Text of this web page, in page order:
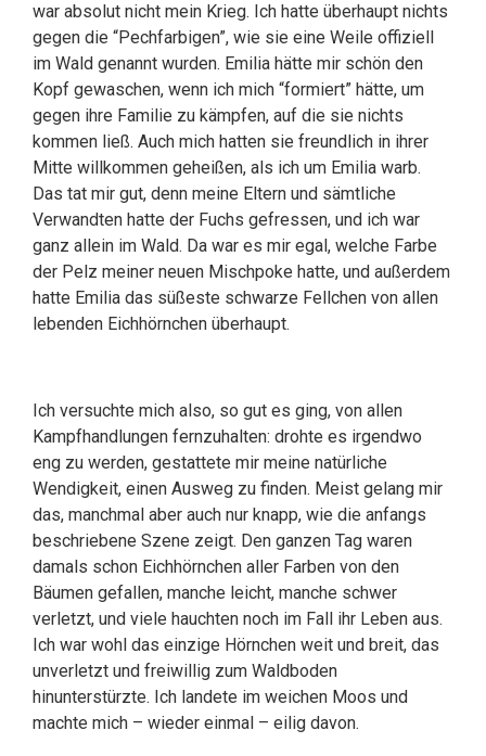
war absolut nicht mein Krieg. Ich hatte überhaupt nichts
gegen die “Pechfarbigen”, wie sie eine Weile offiziell
im Wald genannt wurden. Emilia hätte mir schön den
Kopf gewaschen, wenn ich mich “formiert” hätte, um
gegen ihre Familie zu kämpfen, auf die sie nichts
kommen ließ. Auch mich hatten sie freundlich in ihrer
Mitte willkommen geheißen, als ich um Emilia warb.
Das tat mir gut, denn meine Eltern und sämtliche
Verwandten hatte der Fuchs gefressen, und ich war
ganz allein im Wald. Da war es mir egal, welche Farbe
der Pelz meiner neuen Mischpoke hatte, und außerdem
hatte Emilia das süßeste schwarze Fellchen von allen
lebenden Eichhörnchen überhaupt.
Ich versuchte mich also, so gut es ging, von allen
Kampfhandlungen fernzuhalten: drohte es irgendwo
eng zu werden, gestattete mir meine natürliche
Wendigkeit, einen Ausweg zu finden. Meist gelang mir
das, manchmal aber auch nur knapp, wie die anfangs
beschriebene Szene zeigt. Den ganzen Tag waren
damals schon Eichhörnchen aller Farben von den
Bäumen gefallen, manche leicht, manche schwer
verletzt, und viele hauchten noch im Fall ihr Leben aus.
Ich war wohl das einzige Hörnchen weit und breit, das
unverletzt und freiwillig zum Waldboden
hinunterstürzte. Ich landete im weichen Moos und
machte mich – wieder einmal – eilig davon.